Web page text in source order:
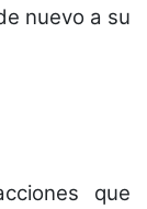
nuevo a su
que